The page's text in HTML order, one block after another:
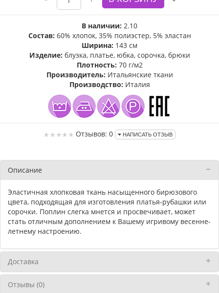
В наличии: 2.10
Состав: 60% хлопок, 35% полиэстер, 5% эластан
Ширина: 143 см
Изделие: блузка, платье, юбка, сорочка, брюки
Плотность: 70 г/м2
Производитель: Итальянские ткани
Производство: Италия
Отзывов: 0 НАПИСАТЬ ОТЗЫВ
Описание
Эластичная хлопковая ткань насыщенного бирюзового
цвета, подходящая для изготовления платья-рубашки или
сорочки. Поплин слегка мнется и просвечивает, может
стать отличным дополнением к Вашему игривому весенне-
летнему настроению.
Доставка
Отзывы (0)